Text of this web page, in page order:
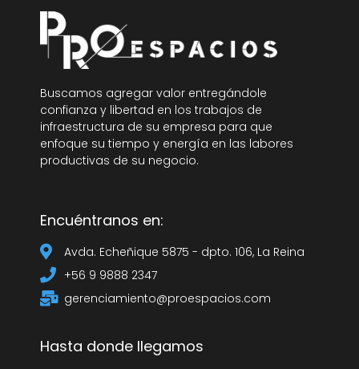
Buscamos agregar valor entregándole
confianza y libertad en los trabajos de
infraestructura de su empresa para que
enfoque su tiempo y energía en las labores
productivas de su negocio.
Encuéntranos en:
Avda. Echeñique 5875 - dpto. 106, La Reina
+56 9 9888 2347
gerenciamiento@proespacios.com
Hasta donde llegamos